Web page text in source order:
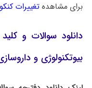
برای مشاهدهتغییرات کنکور
دانلود سوالات و
بیوتکنولوژی و داروسازی